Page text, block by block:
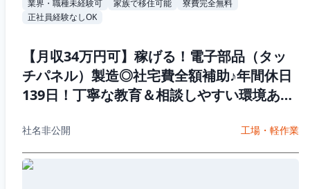
業界・職種未経験可 家族で移住可能
寮費完全無料
正社員経験なしOK
【月収34万円可】稼げる！電子部品（タッ
チパネル）製造◎社宅費全額補助♪年間休日
139日！丁寧な教育＆相談しやすい環境あり
社名非公開 工場・軽作業